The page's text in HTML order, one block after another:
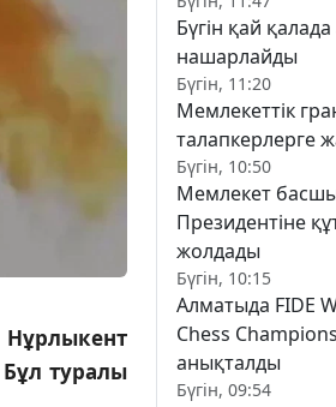
туралы
Бүгін қай
нашарлайды
Бүгін, 11:20
Мемлекеттік
талапкерлерге
Бүгін, 10:50
Мемлекет
Президентіне
жолдады
Бүгін, 10:15
Алматыда FIDE
Chess
анықталды
Бүгін, 09:54